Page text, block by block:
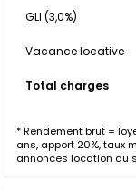
GLI (3,0%)
Vacance locative
Total charges
* Rendement brut =
ans, apport 20%, taux
annonces location du